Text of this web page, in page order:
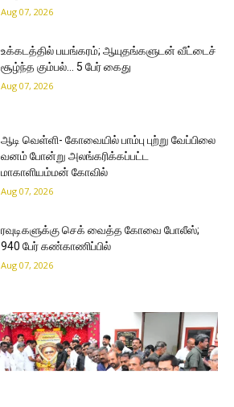
Aug 07, 2026
உக்கடத்தில் பயங்கரம்; ஆயுதங்களுடன் வீட்டைச்
சூழ்ந்த கும்பல்… 5 பேர் கைது
Aug 07, 2026
ஆடி வெள்ளி- கோவையில் பாம்பு புற்று வேப்பிலை
வனம் போன்று அலங்கரிக்கப்பட்ட
மாகாளியம்மன் கோவில்
Aug 07, 2026
ரவுடிகளுக்கு செக் வைத்த கோவை போலீஸ்;
940 பேர் கண்காணிப்பில்
Aug 07, 2026